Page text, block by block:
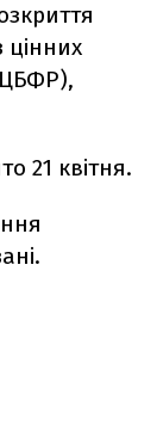
цінних
21 квітня.